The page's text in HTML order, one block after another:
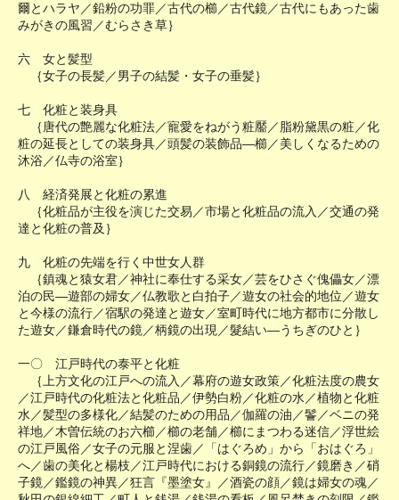
爾とハラヤ／鉛粉の功罪／古代の櫛／古代鏡／古代にもあった歯
みがきの風習／むらさき草｝
六 女と髪型
｛女子の長髪／男子の結髪・女子の垂髪｝
七 化粧と装身具
｛唐代の艶麗な化粧法／寵愛をねがう粧靨／脂粉黛黒の粧／化
粧の延長としての装身具／頭髪の装飾品―櫛／美しくなるための
沐浴／仏寺の浴室｝
八 経済発展と化粧の累進
｛化粧品が主役を演じた交易／市場と化粧品の流入／交通の発
達と化粧の普及｝
九 化粧の先端を行く中世女人群
｛鎮魂と猿女君／神社に奉仕する采女／芸をひさぐ傀儡女／漂
泊の民―遊部の婦女／仏教歌と白拍子／遊女の社会的地位／遊女
と今様の流行／宿駅の発達と遊女／室町時代に地方都市に分散し
た遊女／鎌倉時代の鏡／柄鏡の出現／髮結い―うちぎのひと｝
一〇 江戸時代の泰平と化粧
｛上方文化の江戸への流入／幕府の遊女政策／化粧法度の農女
／江戸時代の化粧法と化粧品／伊勢白粉／化粧の水／植物と化粧
水／髪型の多様化／結髪のための用品／伽羅の油／鬠／ベニの発
祥地／木曽伝統のお六櫛／櫛の老舗／櫛にまつわる迷信／浮世絵
の江戸風俗／女子の元服と涅歯／「はぐろめ」から「おはぐろ」
へ／歯の美化と楊枝／江戸時代における銅鏡の流行／鏡磨き／硝
子鏡／鑑鏡の神異／狂言『墨塗女』／酒瓷の顔／鏡は婦女の魂／